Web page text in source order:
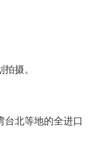
摄。
北等地的全进口